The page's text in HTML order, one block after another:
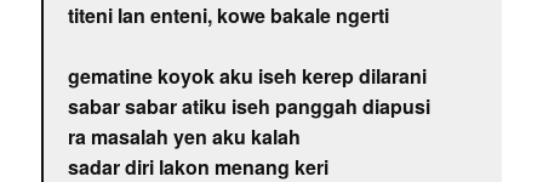
titeni lan enteni, kowe bakale ngerti
gematine koyok aku iseh kerep dilarani
sabar sabar atiku iseh panggah diapusi
ra masalah yen aku kalah
sadar diri lakon menang keri